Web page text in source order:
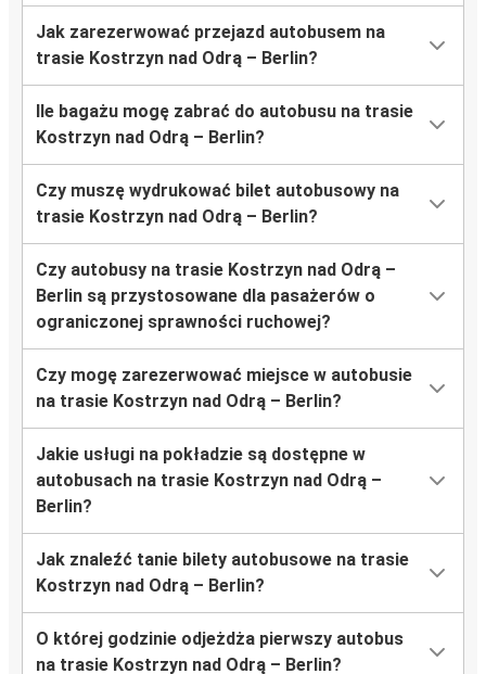
Jak zarezerwować przejazd autobusem na
trasie Kostrzyn nad Odrą – Berlin?
Ile bagażu mogę zabrać do autobusu na trasie
Kostrzyn nad Odrą – Berlin?
Czy muszę wydrukować bilet autobusowy na
trasie Kostrzyn nad Odrą – Berlin?
Czy autobusy na trasie Kostrzyn nad Odrą –
Berlin są przystosowane dla pasażerów o
ograniczonej sprawności ruchowej?
Czy mogę zarezerwować miejsce w autobusie
na trasie Kostrzyn nad Odrą – Berlin?
Jakie usługi na pokładzie są dostępne w
autobusach na trasie Kostrzyn nad Odrą –
Berlin?
Jak znaleźć tanie bilety autobusowe na trasie
Kostrzyn nad Odrą – Berlin?
O której godzinie odjeżdża pierwszy autobus
na trasie Kostrzyn nad Odrą – Berlin?